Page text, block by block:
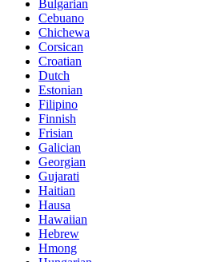
Bulgarian
Cebuano
Chichewa
Corsican
Croatian
Dutch
Estonian
Filipino
Finnish
Frisian
Galician
Georgian
Gujarati
Haitian
Hausa
Hawaiian
Hebrew
Hmong